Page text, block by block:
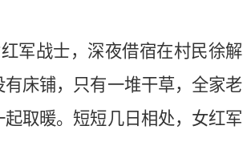
军战士，深夜借宿在村民徐解
床铺，只有一堆干草，全家老
取暖。短短几日相处，女红军